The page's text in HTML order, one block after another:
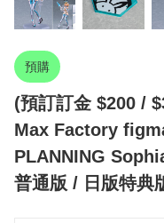
預購
(預訂訂金 $200 /
Max Factory
PLANNING
普通版 / 日版特典